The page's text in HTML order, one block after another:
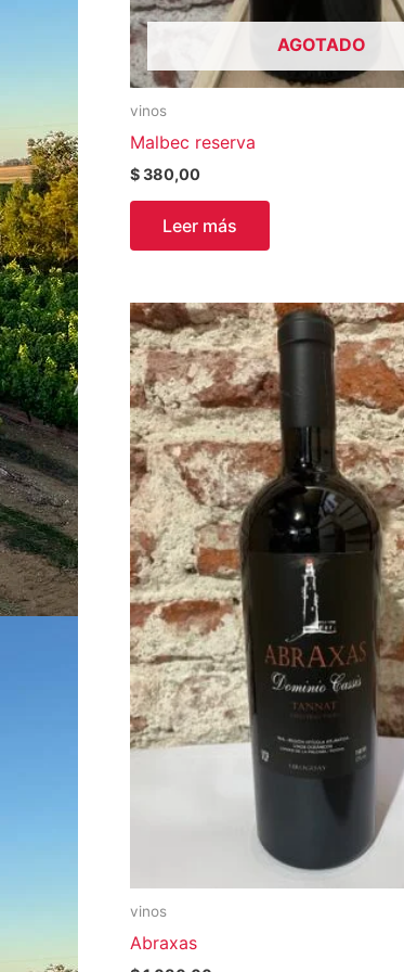
AGOTADO
vinos
Malbec reserva
$380,00
Leer más
vinos
Abraxas